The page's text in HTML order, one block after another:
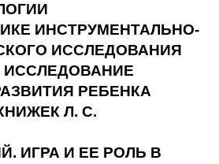
ИНСТРУМЕНТАЛЬНО-
ИССЛЕДОВАНИЯ
ИССЛЕДОВАНИЕ
РЕБЕНКА
Л. С.
ИГРА И ЕЕ РОЛЬ В